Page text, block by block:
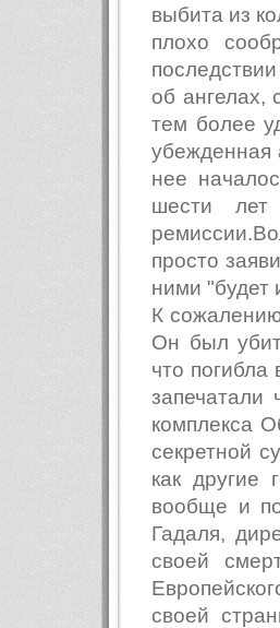
выбита из
плохо
об ангелах,
тем более
убежденная
нее
шести
просто
ними "будет
К
Он был
что
запечатали
комплекса
секретной
как другие
вообще и
Гадаля,
своей
своей